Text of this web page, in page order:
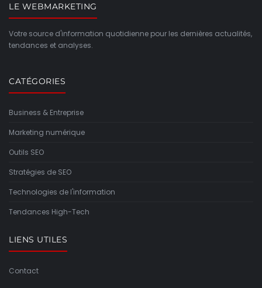
LE WEBMARKETING
Votre source d'information quotidienne pour les dernières actualités,
tendances et analyses.
CATÉGORIES
Business & Entreprise
Marketing numérique
Outils SEO
Stratégies de SEO
Technologies de l'information
Tendances High-Tech
LIENS UTILES
Contact